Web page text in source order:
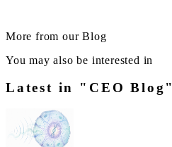
More from our Blog
You may also be interested in
Latest in "CEO Blog"